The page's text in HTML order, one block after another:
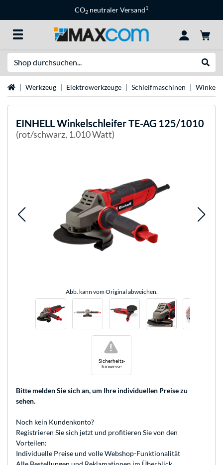
CO2 neutraler Versand1
StartseiteWerkzeug Elektrowerkzeuge Schleifmaschinen
EINHELLWinkelschleifer TE-AG 125/1010
(rot/schwarz, 1.010 Watt)
Abb. kann vom Original abweichen.
Sicherheits-
hinweise
!
Bitte melden Sie sich an, um Ihre individuellen Preise zu
sehen.
Noch kein Kundenkonto?
Registrieren Sie sich jetzt und profitieren Sie von den
Vorteilen:
Individuelle Preise und volle Webshop-Funktionalität